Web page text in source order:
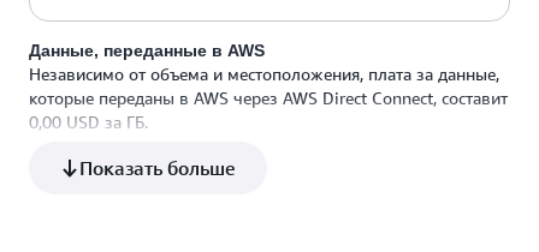
409 600 ГБ x 0,02 USD
Данные, переданные в AWS
Независимо от объема и местоположения, плата за данные,
которые переданы в AWS через AWS Direct Connect, составит
0,00 USD за ГБ.
Показать больше